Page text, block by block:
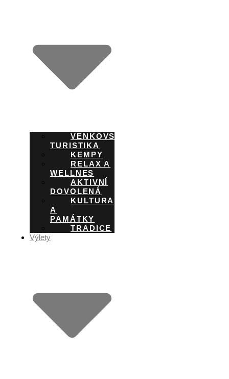
VENKOVSKÁ
TURISTIKA
KEMPY
RELAX A
WELLNES
AKTIVNÍ
DOVOLENÁ
KULTURA
A
PAMÁTKY
TRADICE
Výlety